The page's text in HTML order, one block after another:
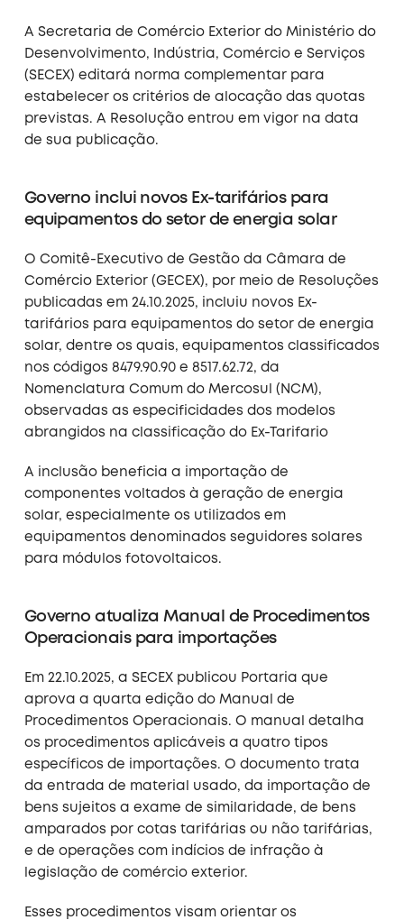
A Secretaria de Comércio Exterior do Ministério do
Desenvolvimento, Indústria, Comércio e Serviços
(SECEX) editará norma complementar para
estabelecer os critérios de alocação das quotas
previstas. A Resolução entrou em vigor na data
de sua publicação.
Governo inclui novos Ex-tarifários para
equipamentos do setor de energia solar
O Comitê-Executivo de Gestão da Câmara de
Comércio Exterior (GECEX), por meio de Resoluções
publicadas em 24.10.2025, incluiu novos Ex-
tarifários para equipamentos do setor de energia
solar, dentre os quais, equipamentos classificados
nos códigos 8479.90.90 e 8517.62.72, da
Nomenclatura Comum do Mercosul (NCM),
observadas as especificidades dos modelos
abrangidos na classificação do Ex-Tarifario
A inclusão beneficia a importação de
componentes voltados à geração de energia
solar, especialmente os utilizados em
equipamentos denominados seguidores solares
para módulos fotovoltaicos.
Governo atualiza Manual de Procedimentos
Operacionais para importações
Em 22.10.2025, a SECEX publicou Portaria que
aprova a quarta edição do Manual de
Procedimentos Operacionais. O manual detalha
os procedimentos aplicáveis a quatro tipos
específicos de importações. O documento trata
da entrada de material usado, da importação de
bens sujeitos a exame de similaridade, de bens
amparados por cotas tarifárias ou não tarifárias,
e de operações com indícios de infração à
legislação de comércio exterior.
Esses procedimentos visam orientar os